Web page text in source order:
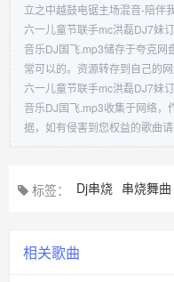
立之中越鼓电锯主场混音-陪伴
六一儿童节联手mc洪磊DJ7妹
音乐DJ国飞.mp3储存于夸克网
常可以的。资源转存到自己的
六一儿童节联手mc洪磊DJ7妹
音乐DJ国飞.mp3收集于网络，
据，如有侵害到您权益的歌曲
标签： Dj串烧 串烧舞曲
相关歌曲